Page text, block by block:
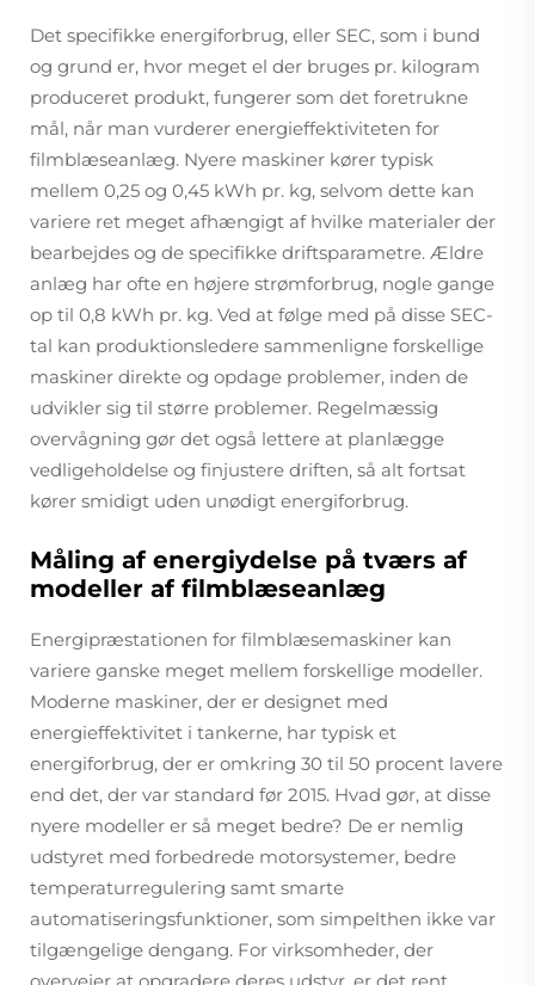
Det specifikke energiforbrug, eller SEC, som i bund
og grund er, hvor meget el der bruges pr. kilogram
produceret produkt, fungerer som det foretrukne
mål, når man vurderer energieffektiviteten for
filmblæseanlæg. Nyere maskiner kører typisk
mellem 0,25 og 0,45 kWh pr. kg, selvom dette kan
variere ret meget afhængigt af hvilke materialer der
bearbejdes og de specifikke driftsparametre. Ældre
anlæg har ofte en højere strømforbrug, nogle gange
op til 0,8 kWh pr. kg. Ved at følge med på disse SEC-
tal kan produktionsledere sammenligne forskellige
maskiner direkte og opdage problemer, inden de
udvikler sig til større problemer. Regelmæssig
overvågning gør det også lettere at planlægge
vedligeholdelse og finjustere driften, så alt fortsat
kører smidigt uden unødigt energiforbrug.
Måling af energiydelse på tværs af
modeller af filmblæseanlæg
Energipræstationen for filmblæsemaskiner kan
variere ganske meget mellem forskellige modeller.
Moderne maskiner, der er designet med
energieffektivitet i tankerne, har typisk et
energiforbrug, der er omkring 30 til 50 procent lavere
end det, der var standard før 2015. Hvad gør, at disse
nyere modeller er så meget bedre? De er nemlig
udstyret med forbedrede motorsystemer, bedre
temperaturregulering samt smarte
automatiseringsfunktioner, som simpelthen ikke var
tilgængelige dengang. For virksomheder, der